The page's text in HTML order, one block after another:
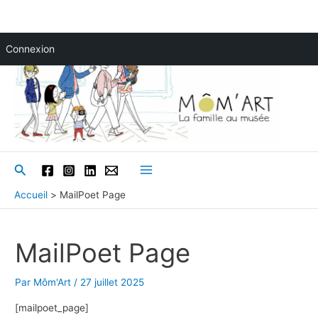
Connexion
contenu
Rechercher
Menu
Accueil MailPoet Page
MailPoet Page
Par Môm'Art/ 27 juillet 2025
[mailpoet_page]